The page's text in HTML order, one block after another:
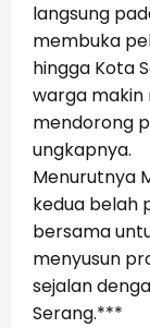
langsung
membuka
hingga Kota
warga makin
mendorong
ungkapnya.
Menurutnya
kedua belah
bersama
menyusun
sejalan
Serang.***